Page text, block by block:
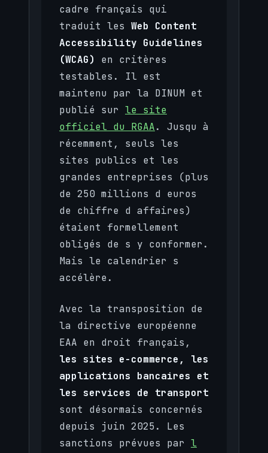
cadre français qui
traduit les Web Content
Accessibility Guidelines
(WCAG)
en critères
testables. Il est
maintenu par la DINUM et
publié sur le site
officiel du RGAA. Jusqu à
récemment, seuls les
sites publics et les
grandes entreprises (plus
de 250 millions d euros
de chiffre d affaires)
étaient formellement
obligés de s y conformer.
Mais le calendrier s
accélère.
Avec la transposition de
la directive européenne
EAA en droit français,
les sites e-commerce, les
applications bancaires et
les services de transport
sont désormais concernés
depuis juin 2025. Les
sanctions prévues par l